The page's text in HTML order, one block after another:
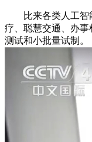
比来各类人工智
疗、聪慧交通、办
测试和小批量试制。